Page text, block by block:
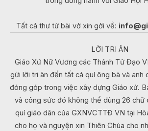
Tất cả thư từ bài vở xin gởi về:
LỜI TRI ÂN
Giáo Xứ Nữ Vương các Thánh Tử Đạo
gửi lời tri ân đến tất cả quí ông bà và anh
đóng góp trong việc xây dựng Giáo xứ.
và công sức đó không thể dùng 26 chữ
quí giáo dân của GXNVCTTĐ VN tại
cho họ và nguyện xin Thiên Chúa cho